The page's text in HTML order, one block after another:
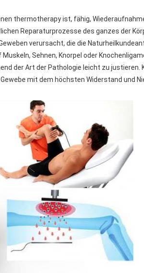
thermotherapy ist, fähig,
Reparaturprozesse des ganzes der
verursacht, die die
Sehnen, Knorpel oder
der Art der Pathologie leicht zu justieren.
mit dem höchsten Widerstand und